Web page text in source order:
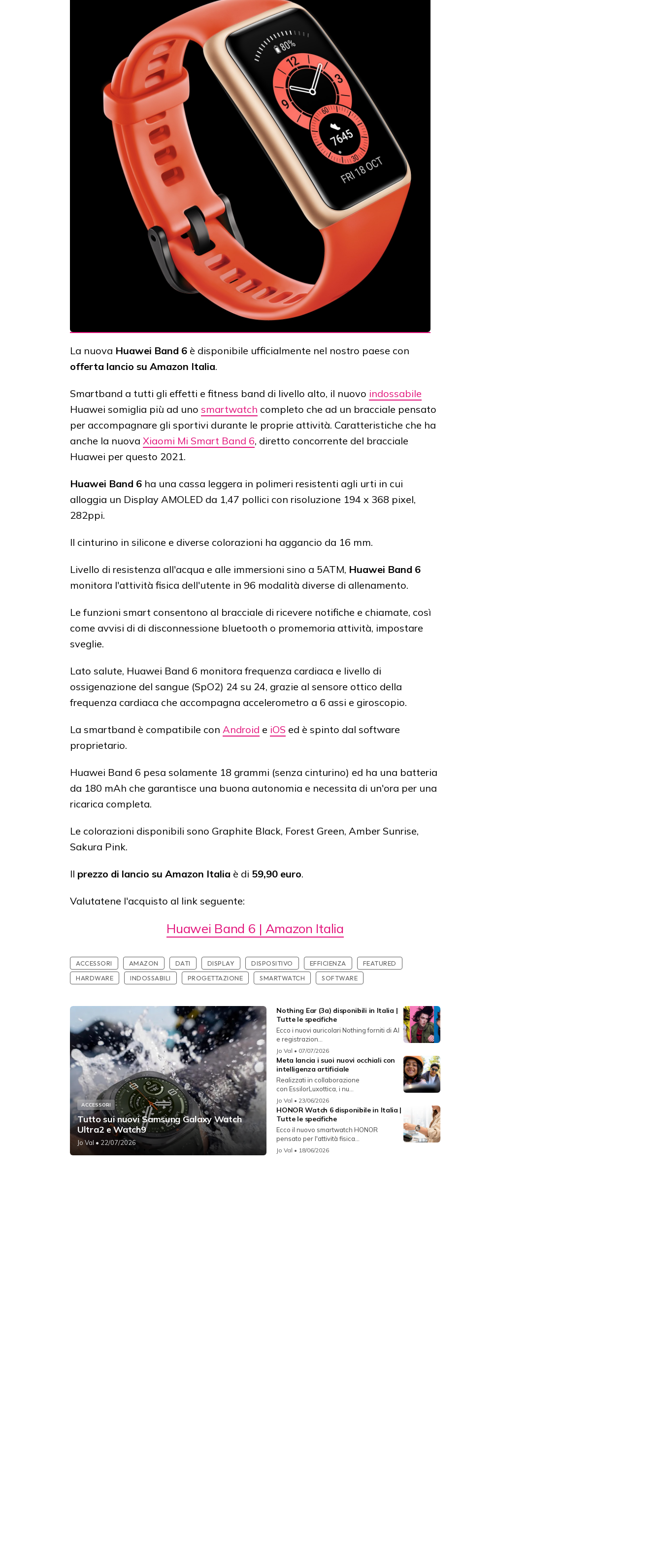
La nuova Huawei Band 6 è disponibile ufficialmente nel nostro paese con
offerta lancio su Amazon Italia.
Smartband a tutti gli effetti e fitness band di livello alto, il nuovo indossabile
Huawei somiglia più ad uno smartwatch completo che ad un bracciale pensato
per accompagnare gli sportivi durante le proprie attività. Caratteristiche che ha
anche la nuova Xiaomi Mi Smart Band 6, diretto concorrente del bracciale
Huawei per questo 2021.
Huawei Band 6 ha una cassa leggera in polimeri resistenti agli urti in cui
alloggia un Display AMOLED da 1,47 pollici con risoluzione 194 x 368 pixel,
282ppi.
Il cinturino in silicone e diverse colorazioni ha aggancio da 16 mm.
Livello di resistenza all'acqua e alle immersioni sino a 5ATM, Huawei Band 6
monitora l'attività fisica dell'utente in 96 modalità diverse di allenamento.
Le funzioni smart consentono al bracciale di ricevere notifiche e chiamate, così
come avvisi di di disconnessione bluetooth o promemoria attività, impostare
sveglie.
Lato salute, Huawei Band 6 monitora frequenza cardiaca e livello di
ossigenazione del sangue (SpO2) 24 su 24, grazie al sensore ottico della
frequenza cardiaca che accompagna accelerometro a 6 assi e giroscopio.
La smartband è compatibile con Android e iOS ed è spinto dal software
proprietario.
Huawei Band 6 pesa solamente 18 grammi (senza cinturino) ed ha una batteria
da 180 mAh che garantisce una buona autonomia e necessita di un'ora per una
ricarica completa.
Le colorazioni disponibili sono Graphite Black, Forest Green, Amber Sunrise,
Sakura Pink.
Il prezzo di lancio su Amazon Italia è di 59,90 euro.
Valutatene l'acquisto al link seguente:
Huawei Band 6 | Amazon Italia
ACCESSORI AMAZON DATI DISPLAY DISPOSITIVO EFFICIENZA
FEATURED
HARDWARE
INDOSSABILI PROGETTAZIONE SMARTWATCH SOFTWARE
ACCESSORI
Tutto sui nuovi Samsung Galaxy Watch
Ultra2 e Watch9
Jo Val • 22/07/2026
Nothing Ear (3a) disponibili in Italia |
Tutte le specifiche
Ecco i nuovi auricolari Nothing forniti di AI
e registrazion...
Jo Val • 07/07/2026
Meta lancia i suoi nuovi occhiali con
intelligenza artificiale
Realizzati in collaborazione
con EssilorLuxottica, i nu...
Jo Val • 23/06/2026
HONOR Watch 6 disponibile in Italia |
Tutte le specifiche
Ecco il nuovo smartwatch HONOR
pensato per l'attività fisica...
Jo Val • 18/06/2026